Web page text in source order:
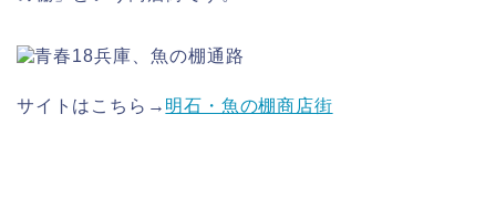
サイトはこちら→ 明石・魚の棚商店街